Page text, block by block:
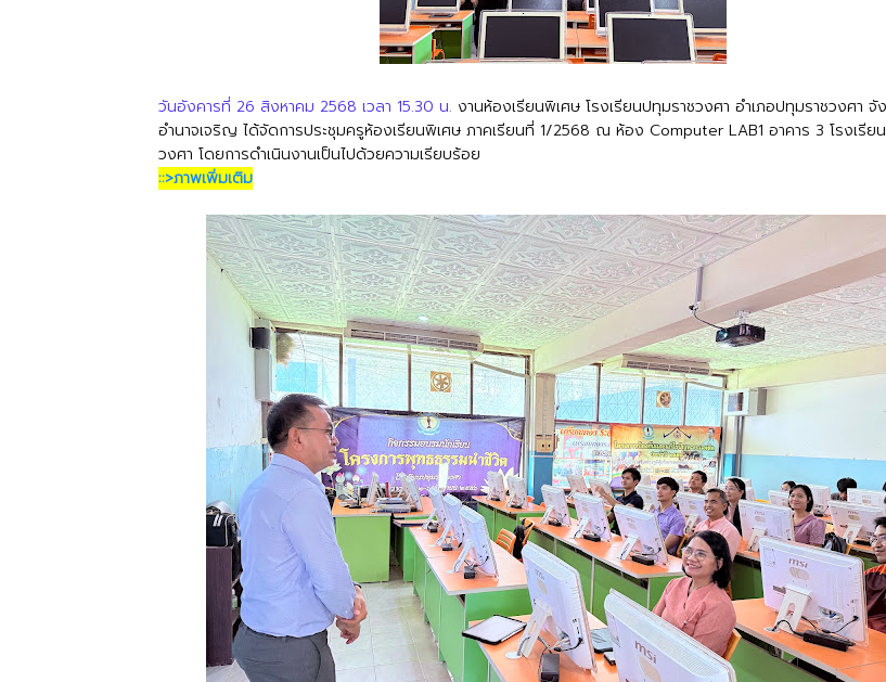
วันอังคารที่ 26 สิงหาคม 2568 เวลา 15.30 น. งานห้องเรียนพิเศษ โรงเรียนปทุมราชวงศา อำเภอปทุมราชวงศา จั
อำนาจเจริญ ได้จัดการประชุมครูห้องเรียนพิเศษ ภาคเรียนที่ 1/2568 ณ ห้อง Computer LAB1 อาคาร 3 โรงเรีย
วงศา โดยการดำเนินงานเป็นไปด้วยความเรียบร้อย
::>ภาพเพิ่มเติม